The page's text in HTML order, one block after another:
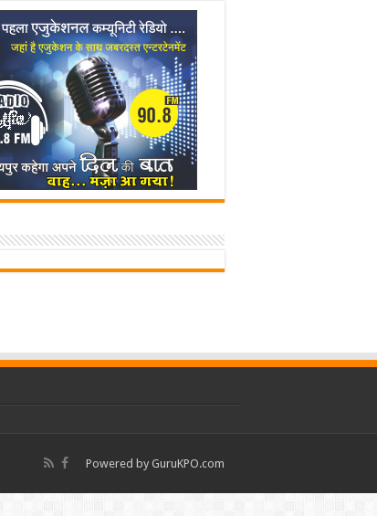
Powered by GuruKPO.com